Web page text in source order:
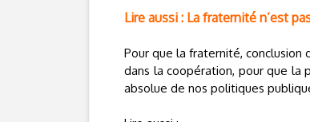
Lire aussi : La fraternité n’est
Pour que la fraternité, conclusion
dans la coopération, pour que la
absolue de nos politiques